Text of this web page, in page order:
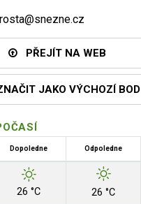
PŘEJÍT NA WEB
JAKO VÝCHOZÍ BOD
Dopoledne Odpoledne
26 °C 26 °C